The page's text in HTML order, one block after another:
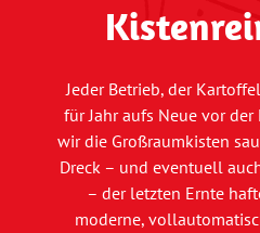
Jeder Betrieb, der
für Jahr aufs Neue vor
wir die Großraumkisten
Dreck – und eventuell
– der letzten Ernte
moderne,